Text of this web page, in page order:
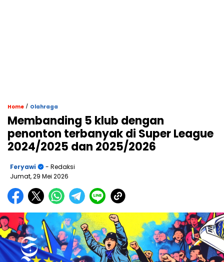
Home / Olahraga
Membanding 5 klub dengan
penonton terbanyak di Super League
2024/2025 dan 2025/2026
Feryawi
- Redaksi
Jumat, 29 Mei 2026